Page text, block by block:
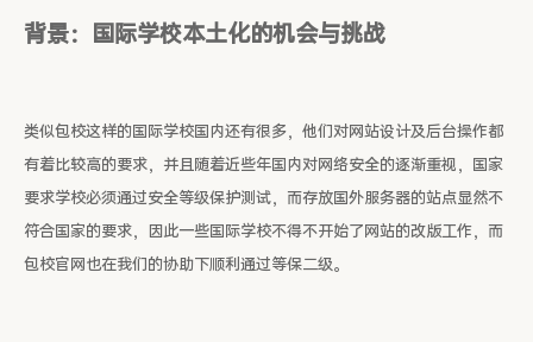
背景：国际学校本土化的机会与挑战
类似包校这样的国际学校国内还有很多，他们对网站设计及后台操作都
有着比较高的要求，并且随着近些年国内对网络安全的逐渐重视，国家
要求学校必须通过安全等级保护测试，而存放国外服务器的站点显然不
符合国家的要求，因此一些国际学校不得不开始了网站的改版工作，而
包校官网也在我们的协助下顺利通过等保二级。